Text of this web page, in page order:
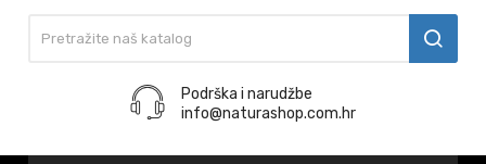
Podrška i narudžbe
info@naturashop.com.hr